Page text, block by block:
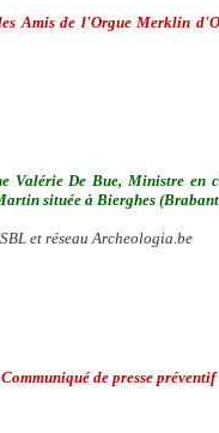
Amis de l'Orgue Merklin
Valérie De Bue, Ministre
située à Bierghes
et réseau Archeologia.be
de presse